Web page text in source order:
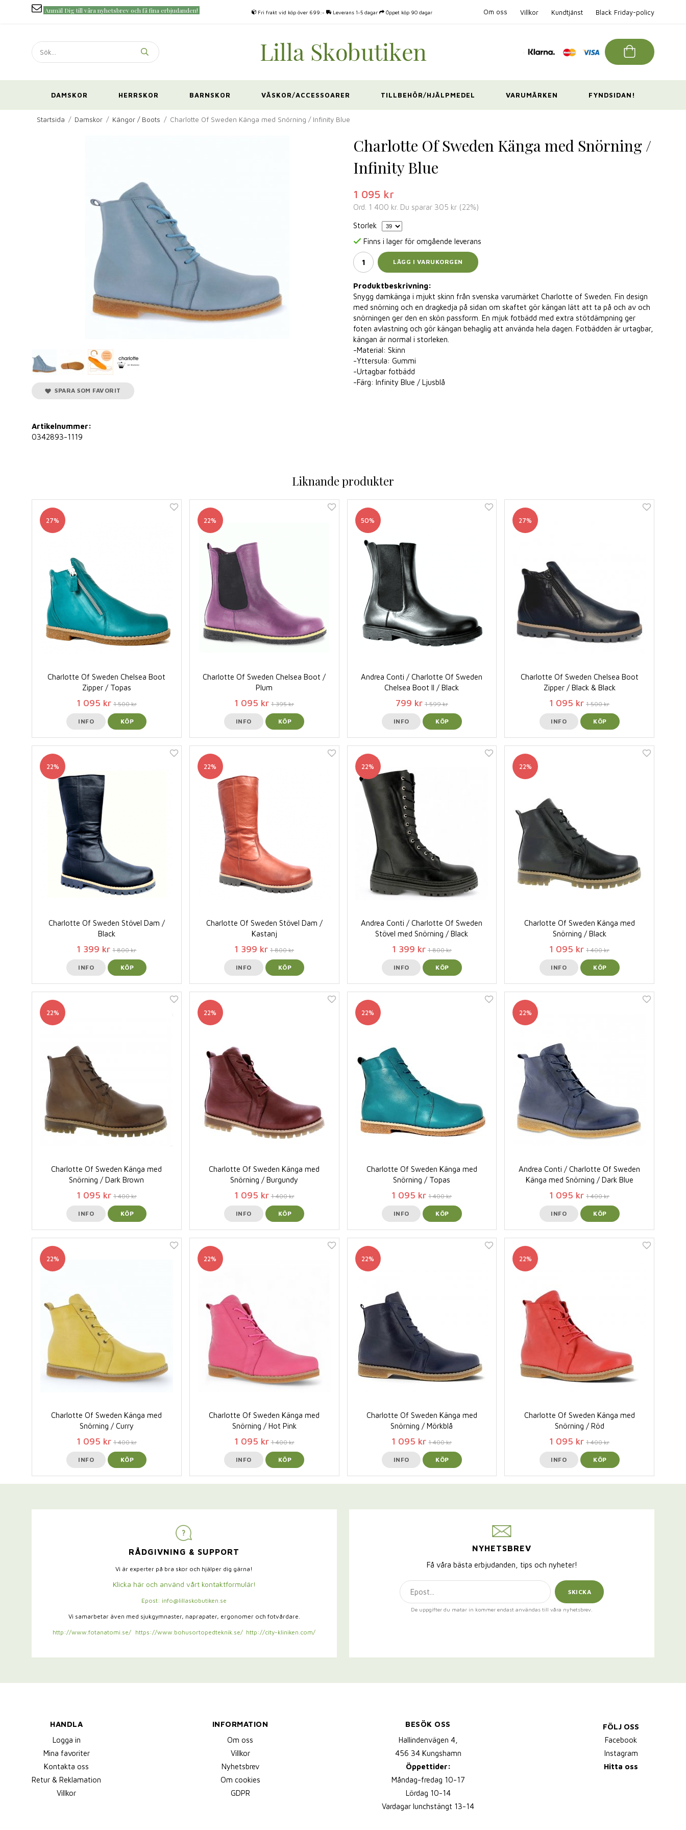
Anmäl Dig till våra nyhetsbrev och få fina erbjudanden! Fri frakt vid köp över 699:- Leverans 1-5 dagar Öppet köp 90 dagar Om oss Villkor Kundtjänst Black Friday-policy
DAMSKOR HERRSKOR BARNSKOR VÄSKOR/ACCESSOARER TILLBEHÖR/HJÄLPMEDEL VARUMÄRKEN FYNDSIDAN!
Startsida / Damskor / Kängor / Boots / Charlotte Of Sweden Känga med Snörning / Infinity Blue
Charlotte Of Sweden Känga med Snörning /
Infinity Blue
1 095 kr
Ord. 1 400 kr. Du sparar 305 kr (22%)
Storlek
Finns i lager för omgående leverans
LÄGG I VARUKORGEN
Produktbeskrivning:
Snygg damkänga i mjukt skinn från svenska varumärket Charlotte of Sweden. Fin design
med snörning och en dragkedja på sidan om skaftet gör kängan lätt att ta på och av och
snörningen ger den en skön passform. En mjuk fotbädd med extra stötdämpning ger
foten avlastning och gör kängan behaglig att använda hela dagen. Fotbädden är urtagbar,
kängan är normal i storleken.
-Material: Skinn
-Yttersula: Gummi
-Urtagbar fotbädd
-Färg: Infinity Blue / Ljusblå
SPARA SOM FAVORIT
Artikelnummer:
0342893-1119
Liknande produkter
27%
Charlotte Of Sweden Chelsea Boot
Zipper / Topas
1 095 kr 1 500 kr
INFO KÖP
22%
Charlotte Of Sweden Chelsea Boot /
Plum
1 095 kr 1 395 kr
INFO KÖP
50%
Andrea Conti / Charlotte Of Sweden
Chelsea Boot ll / Black
799 kr 1 599 kr
INFO KÖP
27%
Charlotte Of Sweden Chelsea Boot
Zipper / Black & Black
1 095 kr 1 500 kr
INFO KÖP
22%
Charlotte Of Sweden Stövel Dam /
Black
1 399 kr 1 800 kr
INFO KÖP
22%
Charlotte Of Sweden Stövel Dam /
Kastanj
1 399 kr 1 800 kr
INFO KÖP
22%
Andrea Conti / Charlotte Of Sweden
Stövel med Snörning / Black
1 399 kr 1 800 kr
INFO KÖP
22%
Charlotte Of Sweden Känga med
Snörning / Black
1 095 kr 1 400 kr
INFO KÖP
22%
Charlotte Of Sweden Känga med
Snörning / Dark Brown
1 095 kr 1 400 kr
INFO KÖP
22%
Charlotte Of Sweden Känga med
Snörning / Burgundy
1 095 kr 1 400 kr
INFO KÖP
22%
Charlotte Of Sweden Känga med
Snörning / Topas
1 095 kr 1 400 kr
INFO KÖP
22%
Andrea Conti / Charlotte Of Sweden
Känga med Snörning / Dark Blue
1 095 kr 1 400 kr
INFO KÖP
22%
Charlotte Of Sweden Känga med
Snörning / Curry
1 095 kr 1 400 kr
INFO KÖP
22%
Charlotte Of Sweden Känga med
Snörning / Hot Pink
1 095 kr 1 400 kr
INFO KÖP
22%
Charlotte Of Sweden Känga med
Snörning / Mörkblå
1 095 kr 1 400 kr
INFO KÖP
22%
Charlotte Of Sweden Känga med
Snörning / Röd
1 095 kr 1 400 kr
INFO KÖP
RÅDGIVNING & SUPPORT
Vi är experter på bra skor och hjälper dig gärna!
Klicka här och använd vårt kontaktformulär!
Epost: info@lillaskobutiken.se
Vi samarbetar även med sjukgymnaster, naprapater, ergonomer och fotvårdare.
http://www.fotanatomi.se/ https://www.bohusortopedteknik.se/ http://city-kliniken.com/
NYHETSBREV
Få våra bästa erbjudanden, tips och nyheter!
SKICKA
De uppgifter du matar in kommer endast användas till våra nyhetsbrev.
HANDLA
Logga in
Mina favoriter
Kontakta oss
Retur & Reklamation
Villkor
INFORMATION
Om oss
Villkor
Nyhetsbrev
Om cookies
GDPR
BESÖK OSS
Hallindenvägen 4,
456 34 Kungshamn
Öppettider:
Måndag-fredag 10-17
Lördag 10-14
Vardagar lunchstängt 13-14
FÖLJ OSS
Facebook
Instagram
Hitta oss